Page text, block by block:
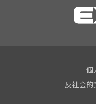
個
反社会的